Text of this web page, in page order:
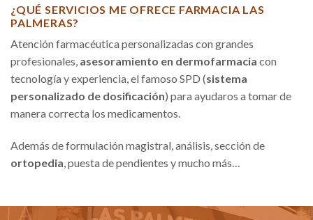
¿QUÉ SERVICIOS ME OFRECE FARMACIA LAS
PALMERAS?
Atención farmacéutica personalizadas con grandes
profesionales, asesoramiento en dermofarmacia con
tecnología y experiencia, el famoso SPD (sistema
personalizado de dosificación) para ayudaros a tomar de
manera correcta los medicamentos.
Además de formulación magistral, análisis, sección de
ortopedia , puesta de pendientes y mucho más…